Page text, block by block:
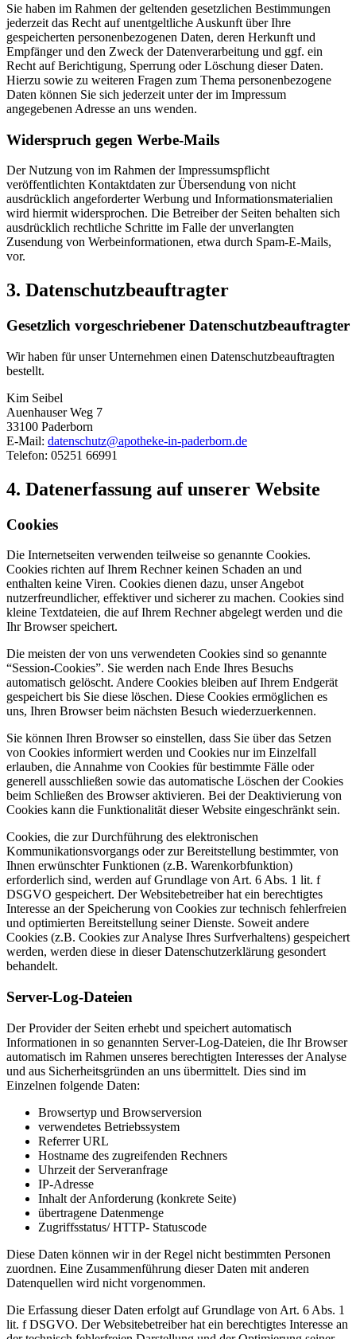
Sie haben im Rahmen der geltenden gesetzlichen Bestimmungen
jederzeit das Recht auf unentgeltliche Auskunft über Ihre
gespeicherten personenbezogenen Daten, deren Herkunft und
Empfänger und den Zweck der Datenverarbeitung und ggf. ein
Recht auf Berichtigung, Sperrung oder Löschung dieser Daten.
Hierzu sowie zu weiteren Fragen zum Thema personenbezogene
Daten können Sie sich jederzeit unter der im Impressum
angegebenen Adresse an uns wenden.
Widerspruch gegen Werbe-Mails
Der Nutzung von im Rahmen der Impressumspflicht
veröffentlichten Kontaktdaten zur Übersendung von nicht
ausdrücklich angeforderter Werbung und Informationsmaterialien
wird hiermit widersprochen. Die Betreiber der Seiten behalten sich
ausdrücklich rechtliche Schritte im Falle der unverlangten
Zusendung von Werbeinformationen, etwa durch Spam-E-Mails,
vor.
3. Datenschutzbeauftragter
Gesetzlich vorgeschriebener Datenschutzbeauftragter
Wir haben für unser Unternehmen einen Datenschutzbeauftragten
bestellt.
Kim Seibel
Auenhauser Weg 7
33100 Paderborn
E-Mail: datenschutz@apotheke-in-paderborn.de
Telefon: 05251 66991
4. Datenerfassung auf unserer Website
Cookies
Die Internetseiten verwenden teilweise so genannte Cookies.
Cookies richten auf Ihrem Rechner keinen Schaden an und
enthalten keine Viren. Cookies dienen dazu, unser Angebot
nutzerfreundlicher, effektiver und sicherer zu machen. Cookies sind
kleine Textdateien, die auf Ihrem Rechner abgelegt werden und die
Ihr Browser speichert.
Die meisten der von uns verwendeten Cookies sind so genannte
“Session-Cookies”. Sie werden nach Ende Ihres Besuchs
automatisch gelöscht. Andere Cookies bleiben auf Ihrem Endgerät
gespeichert bis Sie diese löschen. Diese Cookies ermöglichen es
uns, Ihren Browser beim nächsten Besuch wiederzuerkennen.
Sie können Ihren Browser so einstellen, dass Sie über das Setzen
von Cookies informiert werden und Cookies nur im Einzelfall
erlauben, die Annahme von Cookies für bestimmte Fälle oder
generell ausschließen sowie das automatische Löschen der Cookies
beim Schließen des Browser aktivieren. Bei der Deaktivierung von
Cookies kann die Funktionalität dieser Website eingeschränkt sein.
Cookies, die zur Durchführung des elektronischen
Kommunikationsvorgangs oder zur Bereitstellung bestimmter, von
Ihnen erwünschter Funktionen (z.B. Warenkorbfunktion)
erforderlich sind, werden auf Grundlage von Art. 6 Abs. 1 lit. f
DSGVO gespeichert. Der Websitebetreiber hat ein berechtigtes
Interesse an der Speicherung von Cookies zur technisch fehlerfreien
und optimierten Bereitstellung seiner Dienste. Soweit andere
Cookies (z.B. Cookies zur Analyse Ihres Surfverhaltens) gespeichert
werden, werden diese in dieser Datenschutzerklärung gesondert
behandelt.
Server-Log-Dateien
Der Provider der Seiten erhebt und speichert automatisch
Informationen in so genannten Server-Log-Dateien, die Ihr Browser
automatisch im Rahmen unseres berechtigten Interesses der Analyse
und aus Sicherheitsgründen an uns übermittelt. Dies sind im
Einzelnen folgende Daten:
Browsertyp und Browserversion
verwendetes Betriebssystem
Referrer URL
Hostname des zugreifenden Rechners
Uhrzeit der Serveranfrage
IP-Adresse
Inhalt der Anforderung (konkrete Seite)
übertragene Datenmenge
Zugriffsstatus/ HTTP- Statuscode
Diese Daten können wir in der Regel nicht bestimmten Personen
zuordnen. Eine Zusammenführung dieser Daten mit anderen
Datenquellen wird nicht vorgenommen.
Die Erfassung dieser Daten erfolgt auf Grundlage von Art. 6 Abs. 1
lit. f DSGVO. Der Websitebetreiber hat ein berechtigtes Interesse an